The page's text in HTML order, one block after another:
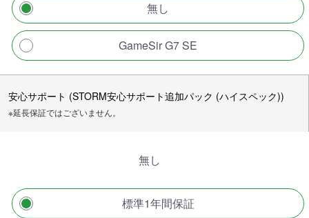
無し
GameSir G7 SE
安心サポート (STORM安心サポート追加パック (ハイスペック))
※延長保証ではございません。
無し
標準1年間保証